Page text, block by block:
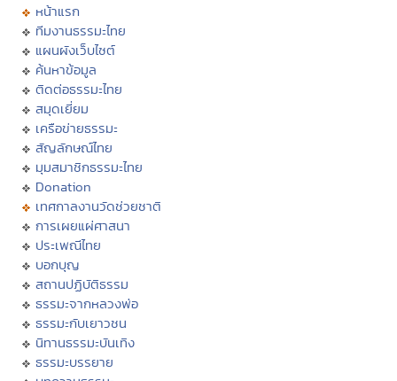
หน้าแรก
ทีมงานธรรมะไทย
แผนผังเว็บไซต์
ค้นหาข้อมูล
ติดต่อธรรมะไทย
สมุดเยี่ยม
เครือข่ายธรรมะ
สัญลักษณ์ไทย
มุมสมาชิกธรรมะไทย
Donation
เทศกาลงานวัดช่วยชาติ
การเผยแผ่ศาสนา
ประเพณีไทย
บอกบุญ
สถานปฏิบัติธรรม
ธรรมะจากหลวงพ่อ
ธรรมะกับเยาวชน
นิทานธรรมะบันเทิง
ธรรมะบรรยาย